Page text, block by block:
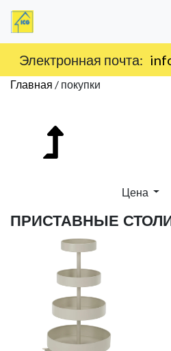
Доставка по
Главная / покупки
Цена
ПРИСТАВНЫЕ